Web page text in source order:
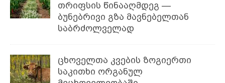
თრიფსის წინააღმდეგ —
ბუნებრივი გზა მავნებელთან
საბრძოლველად
ცხოველთა კვების ზოგიერთი
საკითხი ორგანულ